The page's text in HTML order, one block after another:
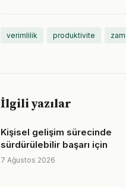
verimlilik produktivite
İlgili yazılar
Kişisel gelişim sürecinde
sürdürülebilir başarı için
7 Ağustos 2026